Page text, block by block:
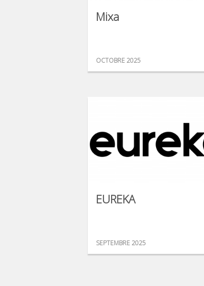
Mixa
OCTOBRE 2025
EUREKA
SEPTEMBRE 2025